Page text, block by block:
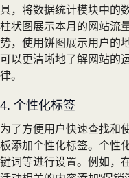
具，将数据统计模块中的
柱状图展示本月的网站流
势，使用饼图展示用户的
可以更清晰地了解网站的
律。
4. 个性化标签
为了方便用户快速查找和
板添加个性化标签。个性
键词等进行设置。例如，